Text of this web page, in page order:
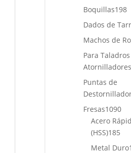
Boquillas198
Dados de
Machos de
Para
Puntas de
Fresas1090
Acero
(HSS)185
Metal Duro